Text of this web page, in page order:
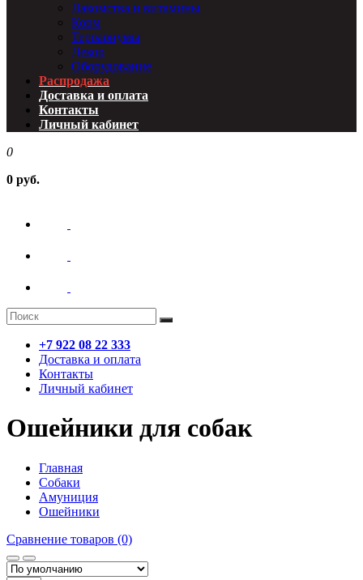
Лакомства и витамины
Корм
Террариумы
Декор
Оборудование
Распродажа
Доставка и оплата
Контакты
Личный кабинет
0
0 руб.
+7 922 08 22 333
Доставка и оплата
Контакты
Личный кабинет
Ошейники для собак
Главная
Собаки
Амуниция
Ошейники
Сравнение товаров (0)